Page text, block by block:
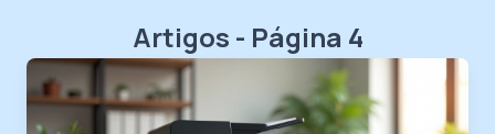
Artigos - Página 4